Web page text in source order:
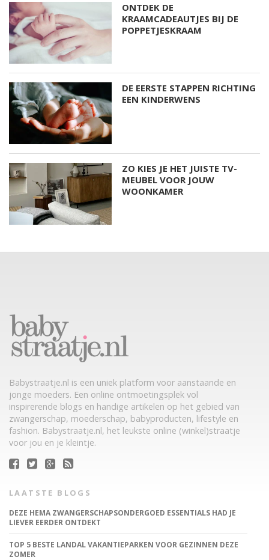
ONTDEK DE
KRAAMCADEAUTJES BIJ DE
POPPETJESKRAAM
DE EERSTE STAPPEN RICHTING
EEN KINDERWENS
ZO KIES JE HET JUISTE TV-
MEUBEL VOOR JOUW
WOONKAMER
Babystraatje.nl is een uniek platform voor aanstaande en
jonge moeders. Een online ontmoetingsplek vol
inspirerende blogs en handige artikelen op het gebied van
zwangerschap, moederschap, babyproducten, lifestyle en
fashion. Babystraatje.nl, het leukste online (winkel)straatje
voor jou en je kleintje.
LAATSTE BLOGS
DEZE HEMA ZWANGERSCHAPSONDERGOED ESSENTIALS HAD JE
LIEVER EERDER ONTDEKT
TOP 5 BESTE LANDAL VAKANTIEPARKEN VOOR GEZINNEN DEZE
ZOMER